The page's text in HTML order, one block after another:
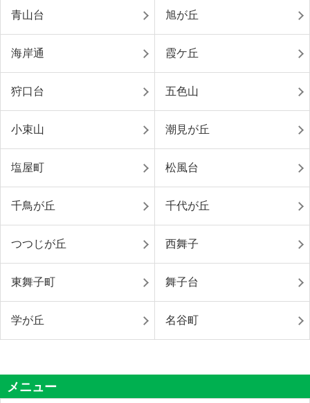
青山台 旭が丘
海岸通 霞ケ丘
狩口台 五色山
小束山 潮見が丘
塩屋町 松風台
千鳥が丘 千代が丘
つつじが丘 西舞子
東舞子町 舞子台
学が丘 名谷町
メニュー